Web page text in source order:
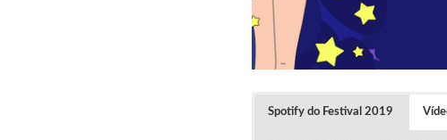
Spotify do Festival 2019